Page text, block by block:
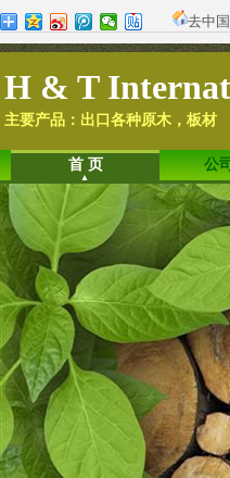
去中
H & T
主要产品：出口各种原木，板材
首 页 公